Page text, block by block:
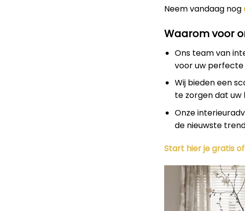
Neem vandaag nog
Waarom voor
Ons team van
voor uw perfecte
Wij bieden een
te zorgen dat uw
Onze
de nieuwste
Start hier je gratis